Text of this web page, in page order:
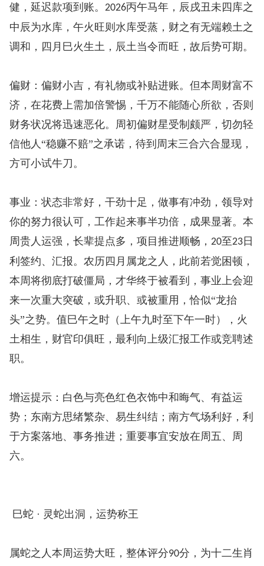
健，延迟款项到账。 2026丙午马年，辰戌丑未四库之
中辰为水库，午火旺则水库受蒸，财之有无端赖土之
调和，四月巳火生土，辰土当令而旺，故后势可期。
偏财：偏财小吉，有礼物或补贴进账。但本周财富不
济，在花费上需加倍警惕，千万不能随心所欲，否则
财务状况将迅速恶化。周初偏财星受制颇严，切勿轻
信他人“稳赚不赔”之承诺，待到周末三合六合显现，
方可小试牛刀。
事业：状态非常好，干劲十足，做事有冲劲，领导对
你的努力很认可，工作起来事半功倍，成果显著。本
周贵人运强，长辈提点多，项目推进顺畅， 20至23日
利签约、汇报。农历四月属龙之人，此前若觉困顿，
本周将彻底打破僵局，才华终于被看到，事业上会迎
来一次重大突破，或升职、或被重用，恰似“龙抬
头”之势。值巳午之时（上午九时至下午一时），火
土相生，财官印俱旺，最利向上级汇报工作或竞聘述
职。
增运提示：白色与亮色红色衣饰中和晦气、有益运
势；东南方思绪繁杂、易生纠结；南方气场利好，利
于方案落地、事务推进；重要事宜安放在周五、周
六。
巳蛇 · 灵蛇出洞，运势称王
属蛇之人本周运势大旺，整体评分90分，为十二生肖